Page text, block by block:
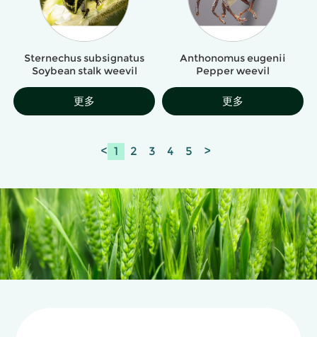
Sternechus subsignatus
Soybean stalk weevil
更多
Anthonomus eugenii
Pepper weevil
更多
< 1 2 3 4 5 >